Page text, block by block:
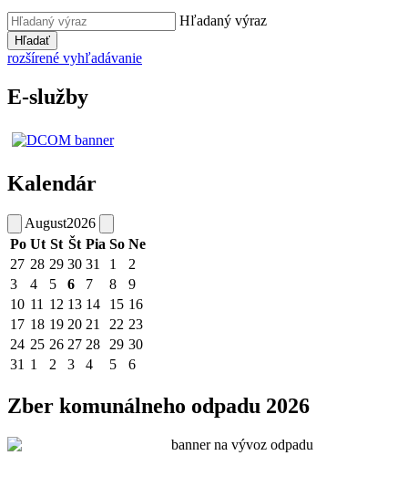
Hľadaný výraz
Hľadať
rozšírené vyhľadávanie
E-služby
Kalendár
August2026
Po Ut St Št Pia So Ne
27 28 29 30 31 1
2
3
4 5 6 7 8
9
10 11 12 13 14 15 16
17 18 19 20 21 22 23
24 25 26 27 28 29 30
31 1 2 3 4 5 6
Zber komunálneho odpadu 2026